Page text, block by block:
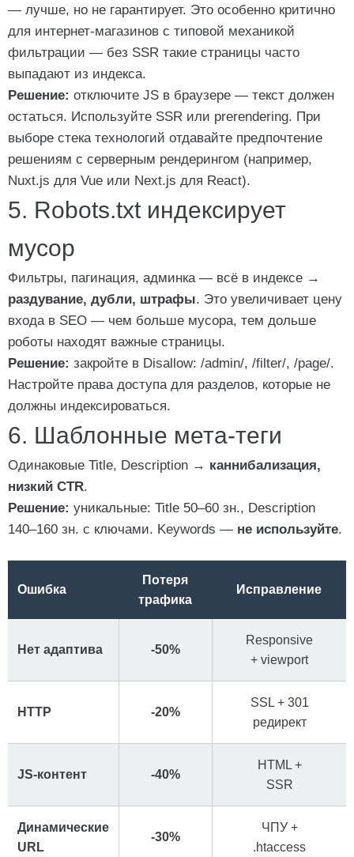
— лучше, но не гарантирует. Это особенно критично
для интернет-магазинов с типовой механикой
фильтрации — без SSR такие страницы часто
выпадают из индекса.
Решение: отключите JS в браузере — текст должен
остаться. Используйте SSR или prerendering. При
выборе стека технологий отдавайте предпочтение
решениям с серверным рендерингом (например,
Nuxt.js для Vue или Next.js для React).
5. Robots.txt индексирует
мусор
Фильтры, пагинация, админка — всё в индексе →
раздувание, дубли, штрафы. Это увеличивает цену
входа в SEO — чем больше мусора, тем дольше
роботы находят важные страницы.
Решение: закройте в Disallow: /admin/, /filter/, /page/.
Настройте права доступа для разделов, которые не
должны индексироваться.
6. Шаблонные мета-теги
Одинаковые Title, Description → каннибализация,
низкий CTR.
Решение: уникальные: Title 50–60 зн., Description
140–160 зн. с ключами. Keywords — не используйте.
Ошибка
Потеря
трафика
Исправление
Нет адаптива -50%
Responsive
+ viewport
HTTP -20%
SSL + 301
редирект
JS-контент -40%
HTML +
SSR
Динамические
URL
-30%
ЧПУ +
.htaccess